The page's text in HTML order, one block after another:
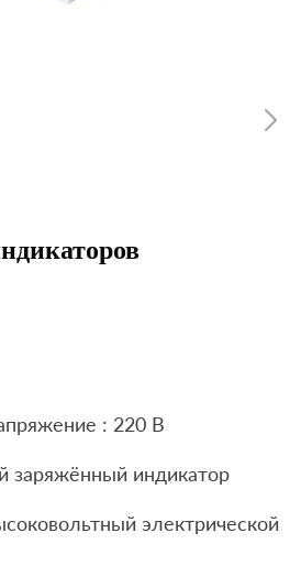
: 220 В
заряжённый индикатор
электрической